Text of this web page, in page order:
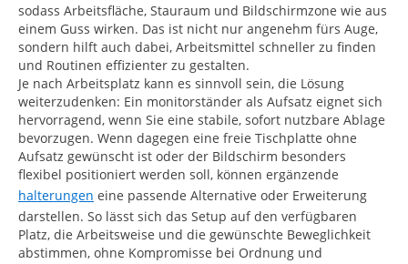
sodass Arbeitsfläche, Stauraum und Bildschirmzone wie aus
einem Guss wirken. Das ist nicht nur angenehm fürs Auge,
sondern hilft auch dabei, Arbeitsmittel schneller zu finden
und Routinen effizienter zu gestalten.
Je nach Arbeitsplatz kann es sinnvoll sein, die Lösung
weiterzudenken: Ein monitorständer als Aufsatz eignet sich
hervorragend, wenn Sie eine stabile, sofort nutzbare Ablage
bevorzugen. Wenn dagegen eine freie Tischplatte ohne
Aufsatz gewünscht ist oder der Bildschirm besonders
flexibel positioniert werden soll, können ergänzende
halterungen eine passende Alternative oder Erweiterung
darstellen. So lässt sich das Setup auf den verfügbaren
Platz, die Arbeitsweise und die gewünschte Beweglichkeit
abstimmen, ohne Kompromisse bei Ordnung und